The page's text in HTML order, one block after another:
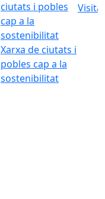
Xarxa de ciutats i
pobles cap a la
sostenibilitat
Visita